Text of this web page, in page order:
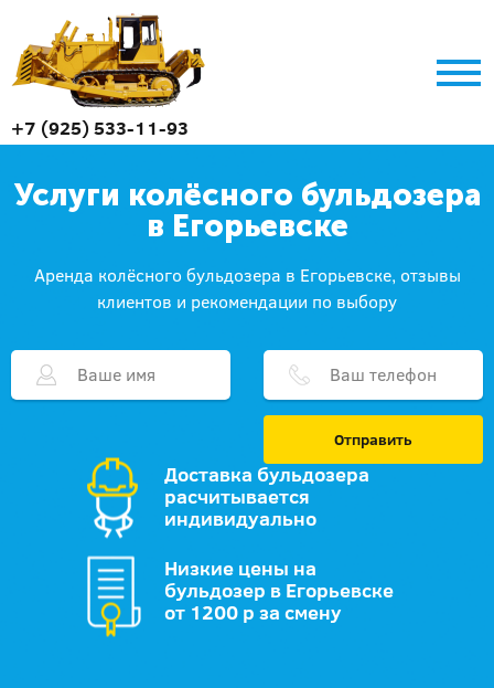
+7 (925) 533-11-93
Услуги колёсного бульдозера
в Егорьевске
Аренда колёсного бульдозера в Егорьевске, отзывы
клиентов и рекомендации по выбору
Отправить
Доставка бульдозера
расчитывается
индивидуально
Низкие цены на
бульдозер в Егорьевске
от 1200 р за смену